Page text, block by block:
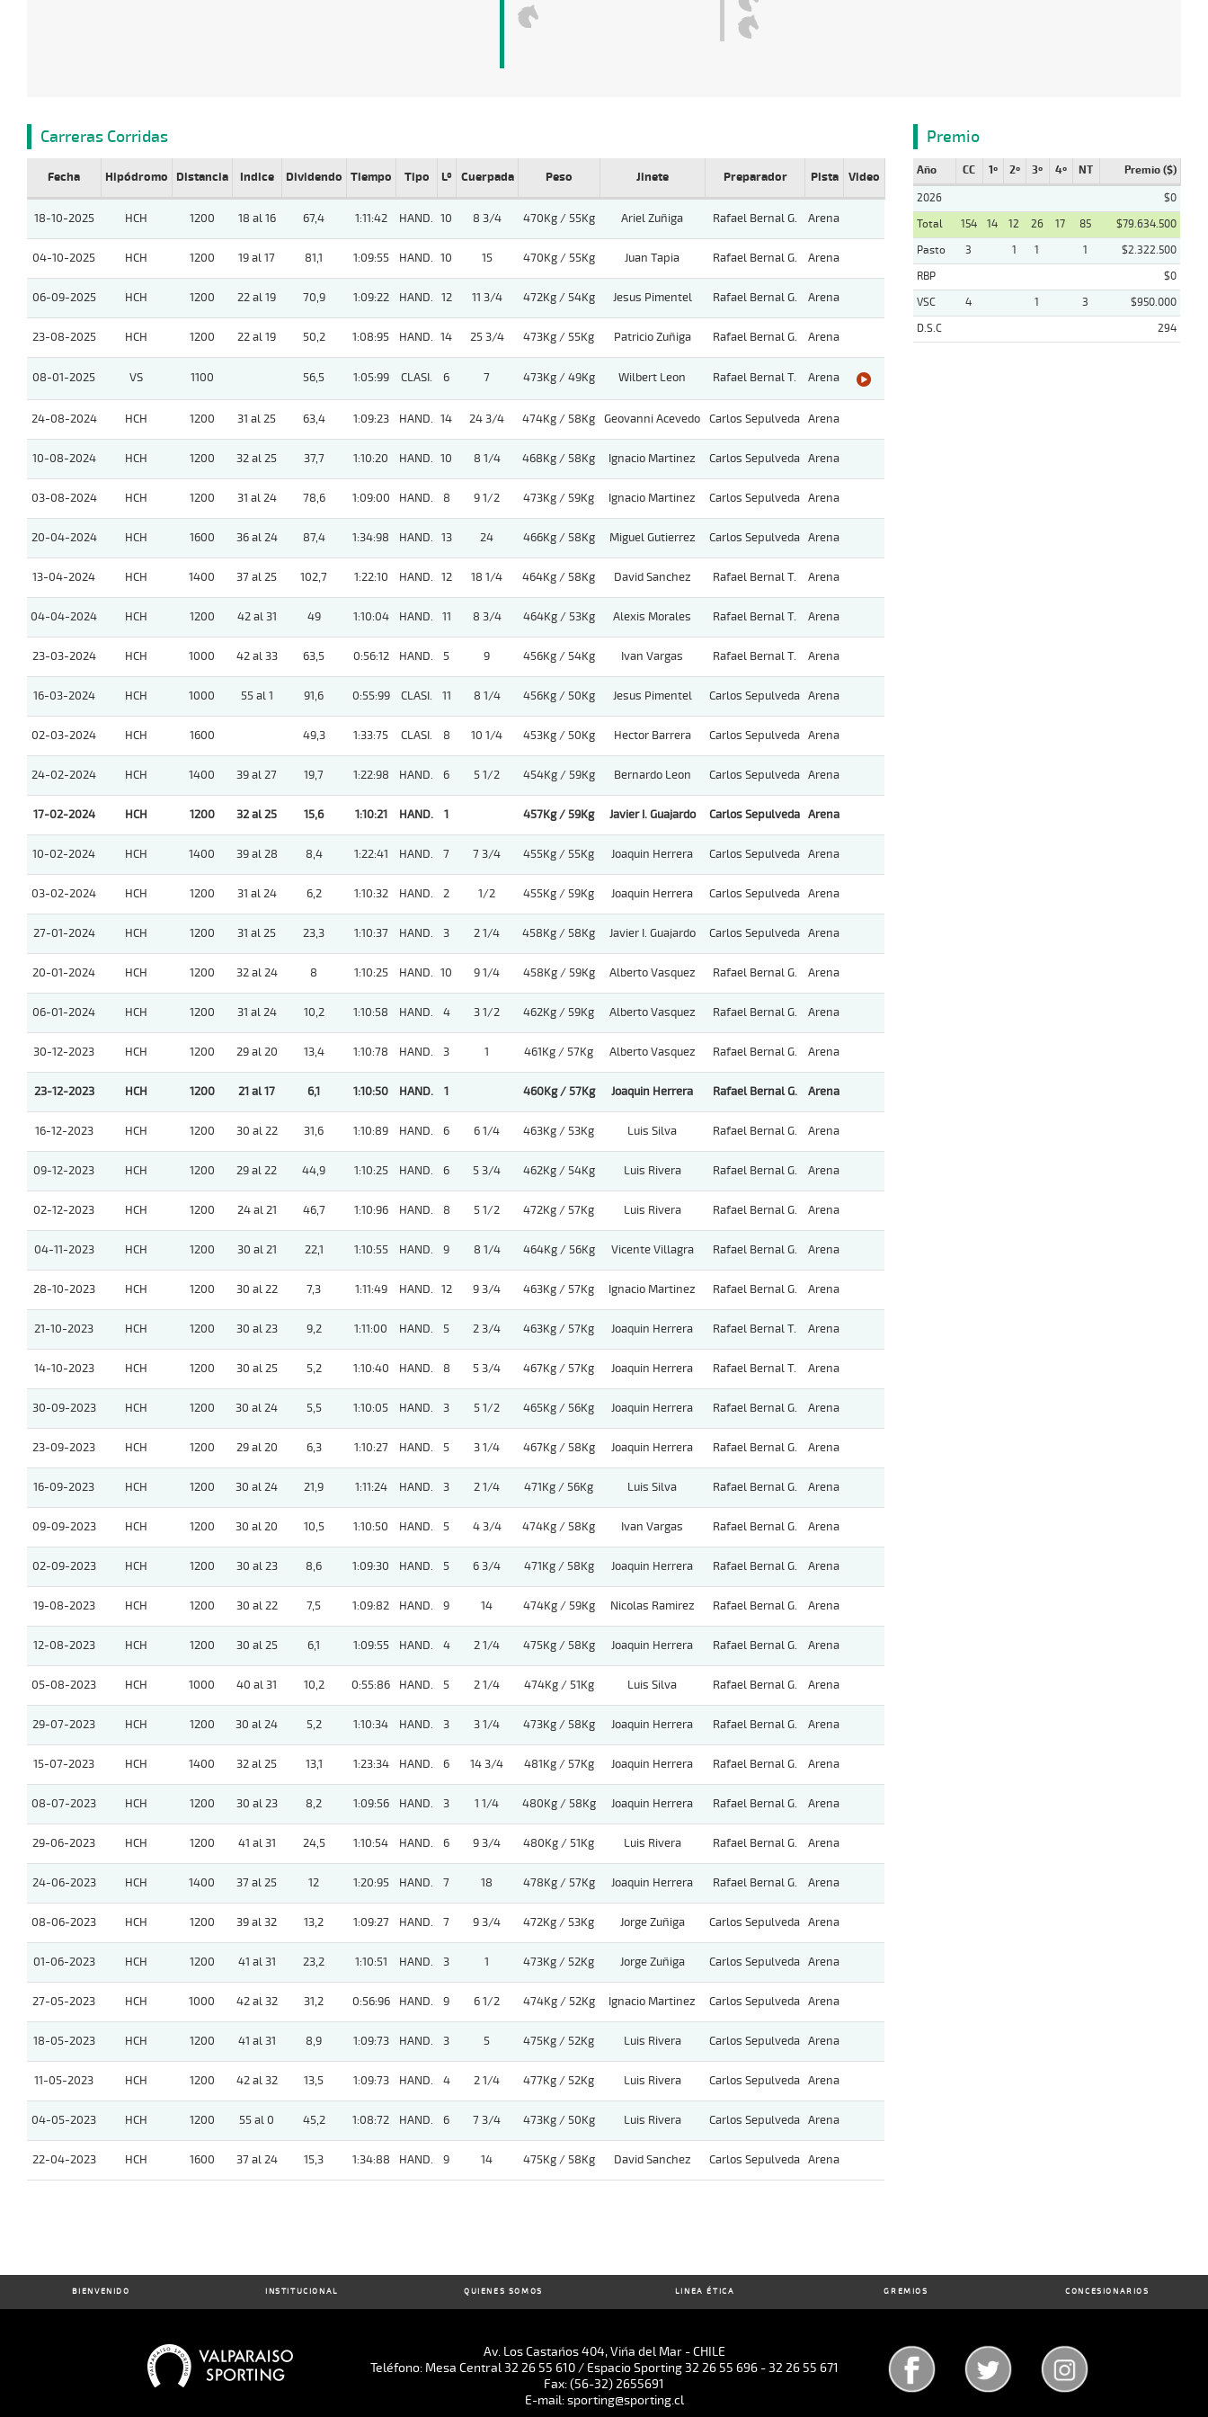
Carreras Corridas
Fecha Hipódromo Distancia Indice Dividendo Tiempo Tipo Lº Cuerpada Peso Jinete Preparador Pista Video
18-10-2025 HCH 1200 18 al 16 67,4 1:11:42 HAND. 10 8 3/4 470Kg / 55Kg Ariel Zuñiga Rafael Bernal G. Arena
04-10-2025 HCH 1200 19 al 17 81,1 1:09:55 HAND. 10 15 470Kg / 55Kg Juan Tapia Rafael Bernal G. Arena
06-09-2025 HCH 1200 22 al 19 70,9 1:09:22 HAND. 12 11 3/4 472Kg / 54Kg Jesus Pimentel Rafael Bernal G. Arena
23-08-2025 HCH 1200 22 al 19 50,2 1:08:95 HAND. 14 25 3/4 473Kg / 55Kg Patricio Zuñiga Rafael Bernal G. Arena
08-01-2025 VS 1100 56,5 1:05:99 CLASI. 6 7 473Kg / 49Kg Wilbert Leon Rafael Bernal T. Arena
24-08-2024 HCH 1200 31 al 25 63,4 1:09:23 HAND. 14 24 3/4 474Kg / 58Kg Geovanni Acevedo Carlos Sepulveda Arena
10-08-2024 HCH 1200 32 al 25 37,7 1:10:20 HAND. 10 8 1/4 468Kg / 58Kg Ignacio Martinez Carlos Sepulveda Arena
03-08-2024 HCH 1200 31 al 24 78,6 1:09:00 HAND. 8 9 1/2 473Kg / 59Kg Ignacio Martinez Carlos Sepulveda Arena
20-04-2024 HCH 1600 36 al 24 87,4 1:34:98 HAND. 13 24 466Kg / 58Kg Miguel Gutierrez Carlos Sepulveda Arena
13-04-2024 HCH 1400 37 al 25 102,7 1:22:10 HAND. 12 18 1/4 464Kg / 58Kg David Sanchez Rafael Bernal T. Arena
04-04-2024 HCH 1200 42 al 31 49 1:10:04 HAND. 11 8 3/4 464Kg / 53Kg Alexis Morales Rafael Bernal T. Arena
23-03-2024 HCH 1000 42 al 33 63,5 0:56:12 HAND. 5 9 456Kg / 54Kg Ivan Vargas Rafael Bernal T. Arena
16-03-2024 HCH 1000 55 al 1 91,6 0:55:99 CLASI. 11 8 1/4 456Kg / 50Kg Jesus Pimentel Carlos Sepulveda Arena
02-03-2024 HCH 1600 49,3 1:33:75 CLASI. 8 10 1/4 453Kg / 50Kg Hector Barrera Carlos Sepulveda Arena
24-02-2024 HCH 1400 39 al 27 19,7 1:22:98 HAND. 6 5 1/2 454Kg / 59Kg Bernardo Leon Carlos Sepulveda Arena
17-02-2024 HCH 1200 32 al 25 15,6 1:10:21 HAND. 1 457Kg / 59Kg Javier I. Guajardo Carlos Sepulveda Arena
10-02-2024 HCH 1400 39 al 28 8,4 1:22:41 HAND. 7 7 3/4 455Kg / 55Kg Joaquin Herrera Carlos Sepulveda Arena
03-02-2024 HCH 1200 31 al 24 6,2 1:10:32 HAND. 2 1/2 455Kg / 59Kg Joaquin Herrera Carlos Sepulveda Arena
27-01-2024 HCH 1200 31 al 25 23,3 1:10:37 HAND. 3 2 1/4 458Kg / 58Kg Javier I. Guajardo Carlos Sepulveda Arena
20-01-2024 HCH 1200 32 al 24 8 1:10:25 HAND. 10 9 1/4 458Kg / 59Kg Alberto Vasquez Rafael Bernal G. Arena
06-01-2024 HCH 1200 31 al 24 10,2 1:10:58 HAND. 4 3 1/2 462Kg / 59Kg Alberto Vasquez Rafael Bernal G. Arena
30-12-2023 HCH 1200 29 al 20 13,4 1:10:78 HAND. 3 1 461Kg / 57Kg Alberto Vasquez Rafael Bernal G. Arena
23-12-2023 HCH 1200 21 al 17 6,1 1:10:50 HAND. 1 460Kg / 57Kg Joaquin Herrera Rafael Bernal G. Arena
16-12-2023 HCH 1200 30 al 22 31,6 1:10:89 HAND. 6 6 1/4 463Kg / 53Kg Luis Silva Rafael Bernal G. Arena
09-12-2023 HCH 1200 29 al 22 44,9 1:10:25 HAND. 6 5 3/4 462Kg / 54Kg Luis Rivera Rafael Bernal G. Arena
02-12-2023 HCH 1200 24 al 21 46,7 1:10:96 HAND. 8 5 1/2 472Kg / 57Kg Luis Rivera Rafael Bernal G. Arena
04-11-2023 HCH 1200 30 al 21 22,1 1:10:55 HAND. 9 8 1/4 464Kg / 56Kg Vicente Villagra Rafael Bernal G. Arena
28-10-2023 HCH 1200 30 al 22 7,3 1:11:49 HAND. 12 9 3/4 463Kg / 57Kg Ignacio Martinez Rafael Bernal G. Arena
21-10-2023 HCH 1200 30 al 23 9,2 1:11:00 HAND. 5 2 3/4 463Kg / 57Kg Joaquin Herrera Rafael Bernal T. Arena
14-10-2023 HCH 1200 30 al 25 5,2 1:10:40 HAND. 8 5 3/4 467Kg / 57Kg Joaquin Herrera Rafael Bernal T. Arena
30-09-2023 HCH 1200 30 al 24 5,5 1:10:05 HAND. 3 5 1/2 465Kg / 56Kg Joaquin Herrera Rafael Bernal G. Arena
23-09-2023 HCH 1200 29 al 20 6,3 1:10:27 HAND. 5 3 1/4 467Kg / 58Kg Joaquin Herrera Rafael Bernal G. Arena
16-09-2023 HCH 1200 30 al 24 21,9 1:11:24 HAND. 3 2 1/4 471Kg / 56Kg Luis Silva Rafael Bernal G. Arena
09-09-2023 HCH 1200 30 al 20 10,5 1:10:50 HAND. 5 4 3/4 474Kg / 58Kg Ivan Vargas Rafael Bernal G. Arena
02-09-2023 HCH 1200 30 al 23 8,6 1:09:30 HAND. 5 6 3/4 471Kg / 58Kg Joaquin Herrera Rafael Bernal G. Arena
19-08-2023 HCH 1200 30 al 22 7,5 1:09:82 HAND. 9 14 474Kg / 59Kg Nicolas Ramirez Rafael Bernal G. Arena
12-08-2023 HCH 1200 30 al 25 6,1 1:09:55 HAND. 4 2 1/4 475Kg / 58Kg Joaquin Herrera Rafael Bernal G. Arena
05-08-2023 HCH 1000 40 al 31 10,2 0:55:86 HAND. 5 2 1/4 474Kg / 51Kg Luis Silva Rafael Bernal G. Arena
29-07-2023 HCH 1200 30 al 24 5,2 1:10:34 HAND. 3 3 1/4 473Kg / 58Kg Joaquin Herrera Rafael Bernal G. Arena
15-07-2023 HCH 1400 32 al 25 13,1 1:23:34 HAND. 6 14 3/4 481Kg / 57Kg Joaquin Herrera Rafael Bernal G. Arena
08-07-2023 HCH 1200 30 al 23 8,2 1:09:56 HAND. 3 1 1/4 480Kg / 58Kg Joaquin Herrera Rafael Bernal G. Arena
29-06-2023 HCH 1200 41 al 31 24,5 1:10:54 HAND. 6 9 3/4 480Kg / 51Kg Luis Rivera Rafael Bernal G. Arena
24-06-2023 HCH 1400 37 al 25 12 1:20:95 HAND. 7 18 478Kg / 57Kg Joaquin Herrera Rafael Bernal G. Arena
08-06-2023 HCH 1200 39 al 32 13,2 1:09:27 HAND. 7 9 3/4 472Kg / 53Kg Jorge Zuñiga Carlos Sepulveda Arena
01-06-2023 HCH 1200 41 al 31 23,2 1:10:51 HAND. 3 1 473Kg / 52Kg Jorge Zuñiga Carlos Sepulveda Arena
27-05-2023 HCH 1000 42 al 32 31,2 0:56:96 HAND. 9 6 1/2 474Kg / 52Kg Ignacio Martinez Carlos Sepulveda Arena
18-05-2023 HCH 1200 41 al 31 8,9 1:09:73 HAND. 3 5 475Kg / 52Kg Luis Rivera Carlos Sepulveda Arena
11-05-2023 HCH 1200 42 al 32 13,5 1:09:73 HAND. 4 2 1/4 477Kg / 52Kg Luis Rivera Carlos Sepulveda Arena
04-05-2023 HCH 1200 55 al 0 45,2 1:08:72 HAND. 6 7 3/4 473Kg / 50Kg Luis Rivera Carlos Sepulveda Arena
22-04-2023 HCH 1600 37 al 24 15,3 1:34:88 HAND. 9 14 475Kg / 58Kg David Sanchez Carlos Sepulveda Arena
Premio
Año CC 1º 2º 3º 4º NT Premio ($)
2026
$0
Total
154 14 12 26 17 85
$79.634.500
Pasto
3 1 1 1
$2.322.500
RBP
$0
VSC
4 1 3
$950.000
D.S.C
294
BIENVENIDO INSTITUCIONAL QUIENES SOMOS LINEA ÉTICA GREMIOS CONCESIONARIOS
Av. Los Castaños 404, Viña del Mar - CHILE
Teléfono: Mesa Central 32 26 55 610 / Espacio Sporting 32 26 55 696 - 32 26 55 671
Fax: (56-32) 2655691
E-mail: sporting@sporting.cl